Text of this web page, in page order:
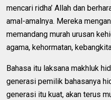
mencari ridha’ Allah dan
amal-amalnya. Mereka
memandang murah urusan
agama, kehormatan,
Bahasa itu laksana makhluk
generasi pemilik bahasanya
generasi itu kuat, akan terus